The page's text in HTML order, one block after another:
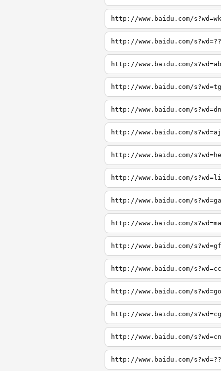
http://www.baidu.com/s?wd=wk
http://www.baidu.com/s?wd=??
http://www.baidu.com/s?wd=ab
http://www.baidu.com/s?wd=tg
http://www.baidu.com/s?wd=dn
http://www.baidu.com/s?wd=aj
http://www.baidu.com/
http://www.baidu.com/
http://www.baidu.com/
http://www.baidu.com/
http://www.baidu.com/
http://www.baidu.com/
http://www.baidu.com/
http://www.baidu.com/
http://www.baidu.com/
http://www.baidu.com/